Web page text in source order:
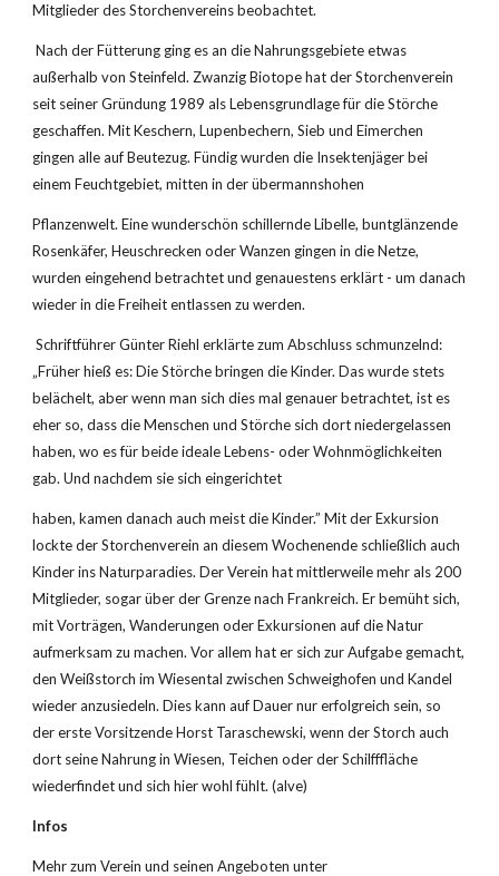
Mitglieder des Storchenvereins beobachtet.
Nach der Fütterung ging es an die Nahrungsgebiete etwas
außerhalb von Steinfeld. Zwanzig Biotope hat der Storchenverein
seit seiner Gründung 1989 als Lebensgrundlage für die Störche
geschaffen. Mit Keschern, Lupenbechern, Sieb und Eimerchen
gingen alle auf Beutezug. Fündig wurden die Insektenjäger bei
einem Feuchtgebiet, mitten in der übermannshohen
Pflanzenwelt. Eine wunderschön schillernde Libelle, buntglänzende
Rosenkäfer, Heuschrecken oder Wanzen gingen in die Netze,
wurden eingehend betrachtet und genauestens erklärt - um danach
wieder in die Freiheit entlassen zu werden.
Schriftführer Günter Riehl erklärte zum Abschluss schmunzelnd:
„Früher hieß es: Die Störche bringen die Kinder. Das wurde stets
belächelt, aber wenn man sich dies mal genauer betrachtet, ist es
eher so, dass die Menschen und Störche sich dort niedergelassen
haben, wo es für beide ideale Lebens- oder Wohnmöglichkeiten
gab. Und nachdem sie sich eingerichtet
haben, kamen danach auch meist die Kinder.” Mit der Exkursion
lockte der Storchenverein an diesem Wochenende schließlich auch
Kinder ins Naturparadies. Der Verein hat mittlerweile mehr als 200
Mitglieder, sogar über der Grenze nach Frankreich. Er bemüht sich,
mit Vorträgen, Wanderungen oder Exkursionen auf die Natur
aufmerksam zu machen. Vor allem hat er sich zur Aufgabe gemacht,
den Weißstorch im Wiesental zwischen Schweighofen und Kandel
wieder anzusiedeln. Dies kann auf Dauer nur erfolgreich sein, so
der erste Vorsitzende Horst Taraschewski, wenn der Storch auch
dort seine Nahrung in Wiesen, Teichen oder der Schilfffläche
wiederfindet und sich hier wohl fühlt. (alve)
Infos
Mehr zum Verein und seinen Angeboten unter